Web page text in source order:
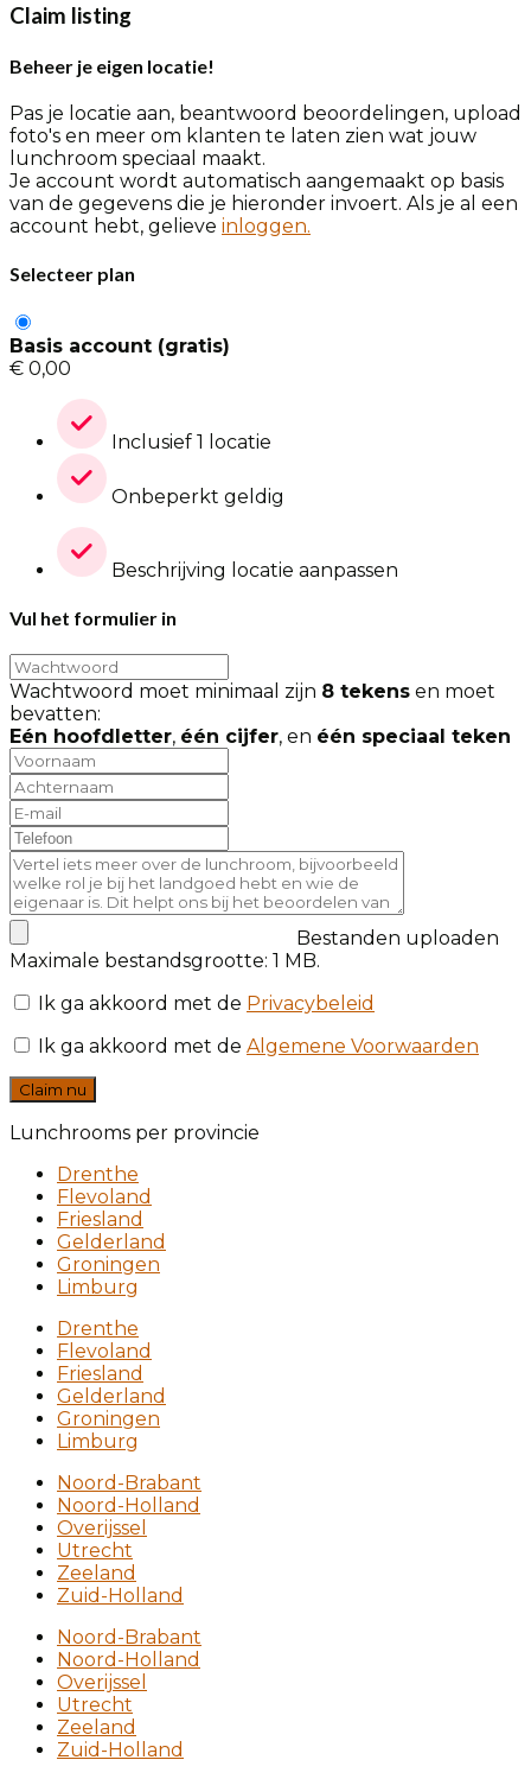
Claim listing
Beheer je eigen locatie!
Pas je locatie aan, beantwoord beoordelingen, upload
foto's en meer om klanten te laten zien wat jouw
lunchroom speciaal maakt.
Je account wordt automatisch aangemaakt op basis
van de gegevens die je hieronder invoert. Als je al een
account hebt, gelieve inloggen.
Selecteer plan
Basis account (gratis)
€ 0,00
Inclusief 1 locatie
Onbeperkt geldig
Beschrijving locatie aanpassen
Vul het formulier in
Wachtwoord moet minimaal zijn 8 tekens en moet
bevatten:
Eén hoofdletter, één cijfer, en één speciaal teken
Bestanden uploaden
Maximale bestandsgrootte: 1 MB.
Ik ga akkoord met de Privacybeleid
Ik ga akkoord met de Algemene Voorwaarden
Claim nu
Lunchrooms per provincie
Drenthe
Flevoland
Friesland
Gelderland
Groningen
Limburg
Drenthe
Flevoland
Friesland
Gelderland
Groningen
Limburg
Noord-Brabant
Noord-Holland
Overijssel
Utrecht
Zeeland
Zuid-Holland
Noord-Brabant
Noord-Holland
Overijssel
Utrecht
Zeeland
Zuid-Holland